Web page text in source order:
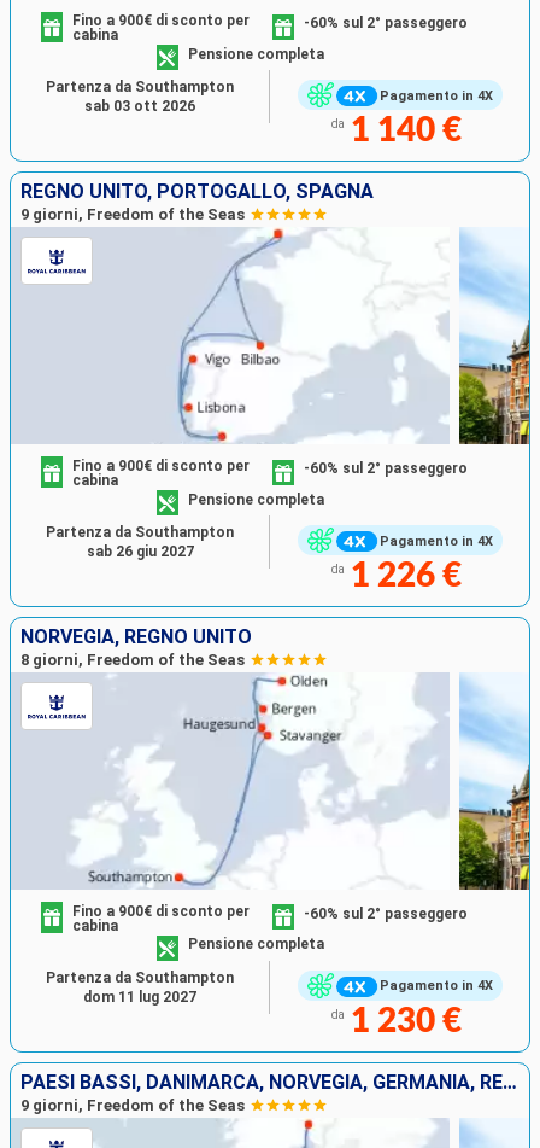
Pagamento in 4X
Fino a 900€ di sconto per
cabina
-60% sul 2° passeggero
Pensione completa
da 1 140 €
Partenza da Southampton
sab 03 ott 2026
REGNO UNITO, PORTOGALLO, SPAGNA
9 giorni, Freedom of the Seas
Pagamento in 4X
Fino a 900€ di sconto per
cabina
-60% sul 2° passeggero
Pensione completa
da 1 226 €
Partenza da Southampton
sab 26 giu 2027
NORVEGIA, REGNO UNITO
8 giorni, Freedom of the Seas
Pagamento in 4X
Fino a 900€ di sconto per
cabina
-60% sul 2° passeggero
Pensione completa
da 1 230 €
Partenza da Southampton
dom 11 lug 2027
PAESI BASSI, DANIMARCA, NORVEGIA, GERMANIA, REGNO UNITO
9 giorni, Freedom of the Seas